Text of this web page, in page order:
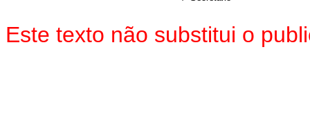
Este texto não substitui o